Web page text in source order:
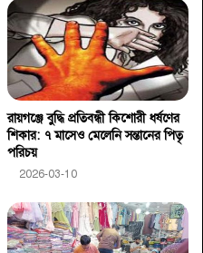
রায়গঞ্জে বুদ্ধি প্রতিবন্ধী কিশোরী ধর্ষণের
শিকার: ৭ মাসেও মেলেনি সন্তানের পিতৃ
পরিচয়
2026-03-10